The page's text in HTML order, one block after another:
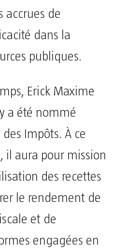
accrues de
dans la
publiques.
Erick Maxime
a été nommé
Impôts. À ce
il aura pour mission
des recettes
le rendement de
et de
engagées en